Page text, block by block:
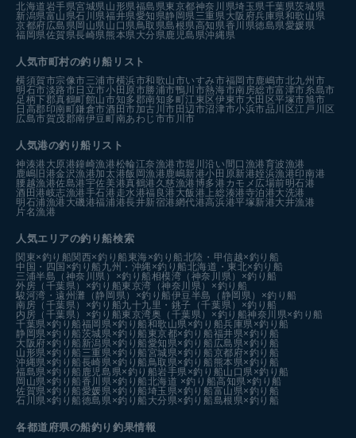
北海道岩手県宮城県山形県福島県東京都神奈川県埼玉県千葉県茨城県
新潟県富山県石川県福井県愛知県静岡県三重県大阪府兵庫県和歌山県
京都府広島県岡山県山口県鳥取県島根県高知県香川県徳島県愛媛県
福岡県佐賀県長崎県熊本県大分県鹿児島県沖縄県
人気市町村の釣り船リスト
横須賀市宗像市三浦市横浜市和歌山市いすみ市福岡市鹿嶋市北九州市
明石市淡路市 日立市小田原市勝浦市鴨川市熱海市南房総市富津市糸島市
足柄下郡真鶴町館山市知多郡南知多町江東区伊東市大田区平塚市旭市
日高郡印南町鎌倉市酒田市加古川市 田辺市沼津市小浜市品川区江戸川区
広島市賀茂郡南伊豆町南あわじ市市川市
人気港の釣り船リスト
神湊港 大原港鐘崎漁港松輪江奈漁港市堀川沿い 間口漁港育波漁港
鹿嶋旧港金沢漁港加太港飯岡漁港鹿嶋新港小田原新港姪浜漁港印南港
腰越漁港佐島港宇佐美港真鶴港 久慈漁港博多港カモメ広場前明石港
酒田港岐志漁港手石港 走水港福良港 大飯港 上総湊港寺泊港大洗港
明石浦漁港 大磯港福浦港長井新宿港網代港高浜港平塚新港大井漁港
片名漁港
人気エリアの釣り船検索
関東×釣り船関西×釣り船 東海×釣り船北陸・甲信越×釣り船
中国・四国×釣り船 九州・沖縄×釣り船北海道・東北×釣り船
三浦半島（神奈川県）×釣り船相模湾（神奈川県）×釣り船
外房（千葉県）×釣り船東京湾（神奈川県）×釣り船
駿河湾・遠州灘（静岡県）×釣り船伊豆半島（静岡県）×釣り船
南房（千葉県）×釣り船九十九里・銚子（千葉県）×釣り船
内房（千葉県）×釣り船東京湾奥（千葉県）×釣り船神奈川県×釣り船
千葉県×釣り船福岡県×釣り船和歌山県×釣り船兵庫県×釣り船
静岡県×釣り船茨城県×釣り船 東京都×釣り船福井県×釣り船
大阪府×釣り船 新潟県×釣り船愛知県×釣り船 広島県×釣り船
山形県×釣り船 三重県×釣り船宮城県×釣り船京都府×釣り船
沖縄県×釣り船長崎県×釣り船鳥取県×釣り船 熊本県×釣り船
福島県×釣り船 鹿児島県×釣り船岩手県×釣り船山口県×釣り船
岡山県×釣り船香川県×釣り船北海道 ×釣り船高知県×釣り船
佐賀県×釣り船愛媛県×釣り船埼玉県×釣り船富山県×釣り船
石川県×釣り船徳島県×釣り船 大分県×釣り船島根県×釣り船
各都道府県の船釣り釣果情報